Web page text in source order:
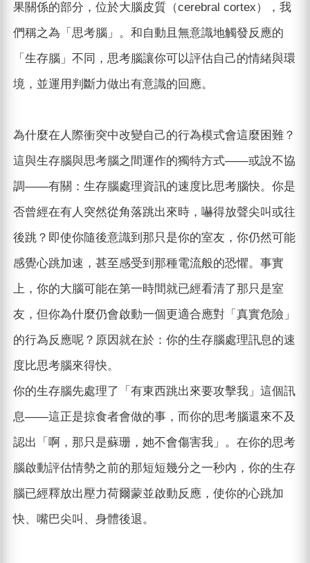
果關係的部分，位於大腦皮質（cerebral cortex），我
們稱之為「思考腦」。和自動且無意識地觸發反應的
「生存腦」不同，思考腦讓你可以評估自己的情緒與環
境，並運用判斷力做出有意識的回應。
為什麼在人際衝突中改變自己的行為模式會這麼困難？
這與生存腦與思考腦之間運作的獨特方式——或說不協
調——有關：生存腦處理資訊的速度比思考腦快。你是
否曾經在有人突然從角落跳出來時，嚇得放聲尖叫或往
後跳？即使你隨後意識到那只是你的室友，你仍然可能
感覺心跳加速，甚至感受到那種電流般的恐懼。事實
上，你的大腦可能在第一時間就已經看清了那只是室
友，但你為什麼仍會啟動一個更適合應對「真實危險」
的行為反應呢？原因就在於：你的生存腦處理訊息的速
度比思考腦來得快。
你的生存腦先處理了「有東西跳出來要攻擊我」這個訊
息——這正是掠食者會做的事，而你的思考腦還來不及
認出「啊，那只是蘇珊，她不會傷害我」。在你的思考
腦啟動評估情勢之前的那短短幾分之一秒內，你的生存
腦已經釋放出壓力荷爾蒙並啟動反應，使你的心跳加
快、嘴巴尖叫、身體後退。